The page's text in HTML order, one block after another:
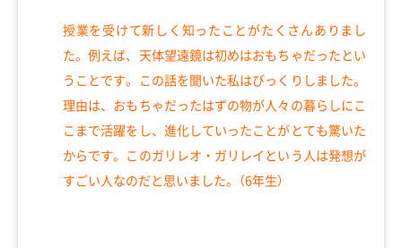
授業を受けて新しく知ったことがたくさんありまし
た。例えば、天体望遠鏡は初めはおもちゃだったとい
うことです。この話を聞いた私はびっくりしました。
理由は、おもちゃだったはずの物が人々の暮らしにこ
こまで活躍をし、進化していったことがとても驚いた
からです。このガリレオ・ガリレイという人は発想が
すごい人なのだと思いました。（6年生）